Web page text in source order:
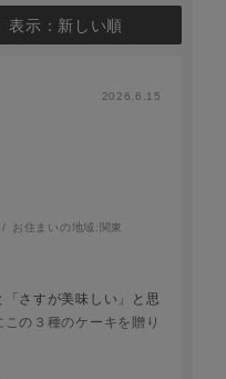
表示：新しい順
2026.6.15
お住まいの地域: 関東
さすが美味しい」と思
の３種のケーキを贈り